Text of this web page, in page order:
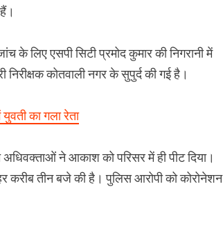
के लिए एसपी सिटी प्रमोद कुमार की निगरानी में
कोतवाली नगर के सुपुर्द की गई है।
का गला रेता
ने आकाश को परिसर में ही पीट दिया।
करीब तीन बजे की है। पुलिस आरोपी को कोरोनेशन